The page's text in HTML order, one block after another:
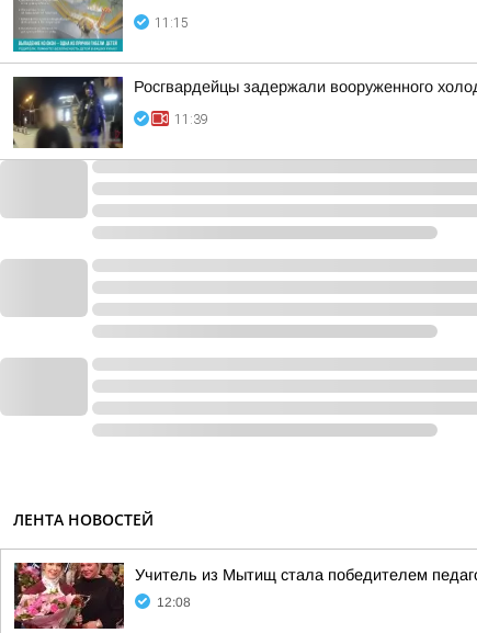
11:15
Росгвардейцы задержали вооруженного
11:39
ЛЕНТА НОВОСТЕЙ
Учитель из Мытищ стала победителем
12:08